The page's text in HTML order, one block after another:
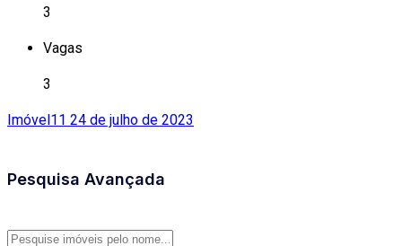
3
Vagas
3
Imóvel11 24 de julho de 2023
Pesquisa Avançada